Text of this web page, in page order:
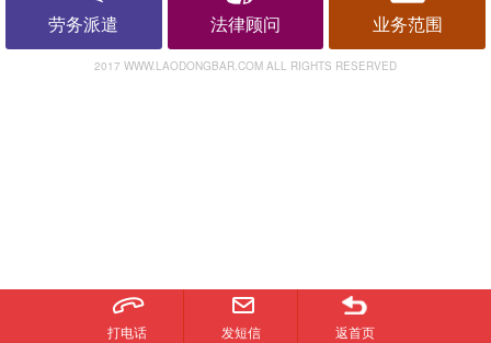
劳务派遣 法律顾问 业务范围
2017 WWW.LAODONGBAR.COM ALL RIGHTS RESERVED
打电话 发短信 返首页